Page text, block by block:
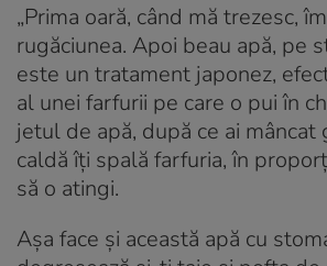
„Prima oară, când mă trezesc,
rugăciunea. Apoi beau apă, pe
este un tratament japonez,
al unei farfurii pe care o pui în
jetul de apă, după ce ai mâncat
caldă îți spală farfuria, în
să o atingi.
Așa face și această apă cu